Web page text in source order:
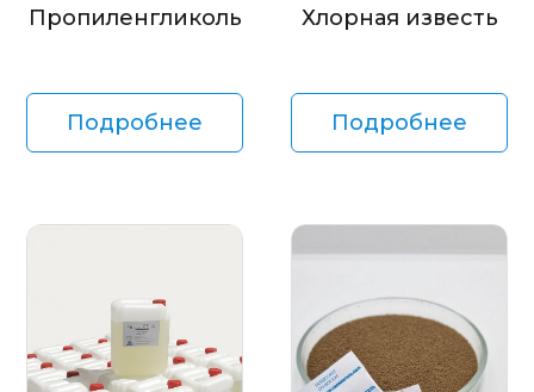
Пропиленгликоль
Подробнее
Хлорная известь
Подробнее